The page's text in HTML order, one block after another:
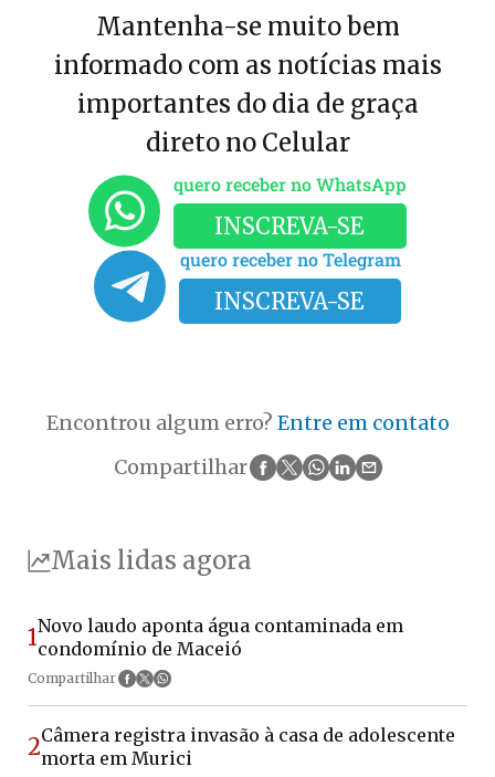
Mantenha-se muito bem
informado com as notícias mais
importantes do dia de graça
direto no Celular
quero receber no WhatsApp
INSCREVA-SE
quero receber no Telegram
INSCREVA-SE
Encontrou algum erro? Entre em contato
Compartilhar
Mais lidas agora
1Novo laudo aponta água contaminada em
condomínio de Maceió
Compartilhar
2Câmera registra invasão à casa de adolescente
morta em Murici